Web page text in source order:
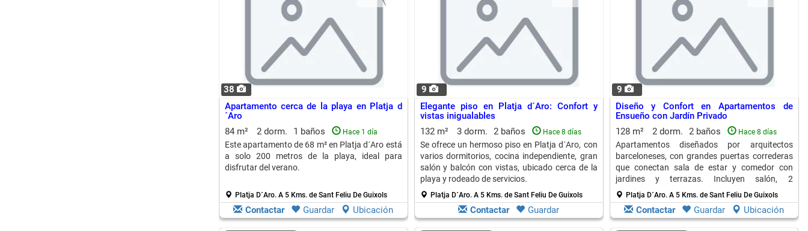
38
Apartamento cerca de la playa en Platja d
´Aro
84 m²
2 dorm. 1 baños Hace 1 día
Este apartamento de 68 m² en Platja d´Aro está
a solo 200 metros de la playa, ideal para
disfrutar del verano.
Platja D´Aro. A 5 Kms. de Sant Feliu De Guixols
Contactar Guardar Ubicación
9
Elegante piso en Platja d´Aro: Confort y
vistas inigualables
132 m²
3 dorm. 2 baños Hace 8 días
Se ofrece un hermoso piso en Platja d´Aro, con
varios dormitorios, cocina independiente, gran
salón y balcón con vistas, ubicado cerca de la
playa y rodeado de servicios.
Platja D´Aro. A 5 Kms. de Sant Feliu De Guixols
Contactar Guardar
9
Diseño y Confort en Apartamentos de
Ensueño con Jardín Privado
128 m²
2 dorm. 2 baños Hace 8 días
Apartamentos diseñados por arquitectos
barceloneses, con grandes puertas correderas
que conectan sala de estar y comedor con
jardines y terrazas. Incluyen salón, 2
habitaciones y 2 baños completos.
Platja D´Aro. A 5 Kms. de Sant Feliu De Guixols
Contactar Guardar Ubicación